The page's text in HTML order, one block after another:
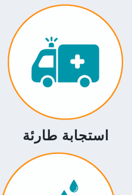
استجابة طارئة